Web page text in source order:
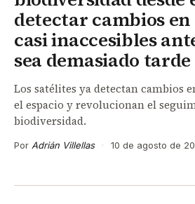
detectar cambios en
casi inaccesibles
sea demasiado tarde
Los satélites ya detectan cambios
el espacio y revolucionan el
biodiversidad.
Por Adrián Villellas · 10 de agosto de